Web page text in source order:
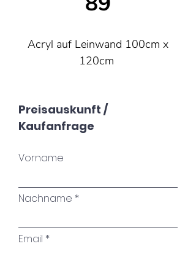
Acryl auf Leinwand 100cm x
120cm
Preisauskunft /
Kaufanfrage
Vorname
Nachname
Email